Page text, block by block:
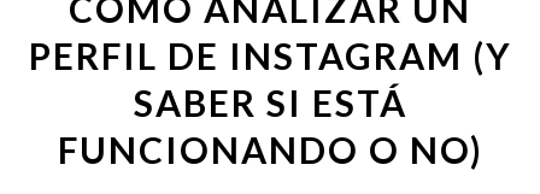
PERFIL DE INSTAGRAM (Y
SABER SI ESTÁ
FUNCIONANDO O NO)